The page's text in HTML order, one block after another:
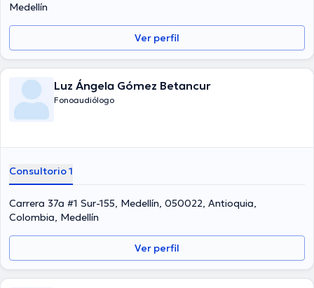
Medellín
Ver perfil
Luz Ángela Gómez Betancur
Fonoaudiólogo
Consultorio 1
Carrera 37a #1 Sur-155, Medellín, 050022, Antioquia,
Colombia, Medellín
Ver perfil